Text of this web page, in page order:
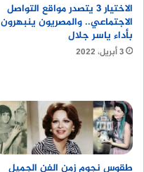
الاختيار 3 يتصدر مواقع التواصل
الاجتماعي.. والمصريون ينبهرون
بأداء ياسر جلال
3 أبريل، 2022
طقوس نجوم زمن الفن الجميل